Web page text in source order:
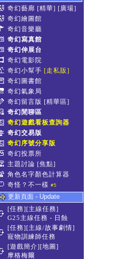
奇幻藝廊 [精華] [廣場]
奇幻繪圖館
奇幻音樂廳
奇幻寫真館
奇幻伸展台
奇幻電影院
奇幻小幫手 [走私販]
奇幻圖書館
奇幻氣象局
奇幻留言版 [精華區]
奇幻閒聊區
奇幻遊戲看板查詢器
奇幻交易版
奇幻序號分享版
奇幻投票所
主題討論 [焦點]
角色名字顏色計算器
奇怪？不一樣 #5
更新頁面 - Update
[任務][主線任務]
G25主線任務 - 日蝕
[任務][主線/故事劇情]
寵物訓練師任務
[遊戲簡介][地圖]
摩格梅爾